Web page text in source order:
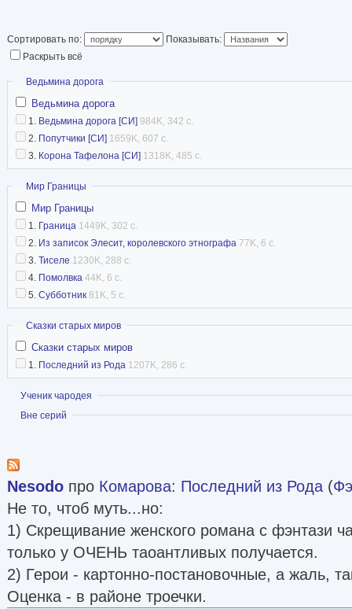
Сортировать по:
Показывать:
Раскрыть всё
Скрыть
Ведьмина дорога
Ведьмина дорога
1. Ведьмина дорога [CИ] 984K, 342 с.
2. Попутчики [CИ] 1659K, 607 с.
3. Корона Тафелона [CИ] 1318K, 485 с.
Скрыть
Мир Границы
Мир Границы
1. Граница 1449K, 302 с.
2. Из записок Элесит, королевского этнографа 77K, 6 с.
3. Тиселе 1230K, 288 с.
4. Помолвка 44K, 6 с.
5. Субботник 81K, 5 с.
Скрыть
Сказки старых миров
Сказки старых миров
1. Последний из Рода 1207K, 286 с.
Показать
Ученик чародея
Показать
Вне серий
Nesodo про Комарова: Последний из Рода (
Не то, чтоб муть...но:
1) Скрещивание женского романа с фэнтази
только у ОЧЕНЬ таоантливых получается.
2) Герои - картонно-постановочные, а жаль,
Оценка - в районе троечки.